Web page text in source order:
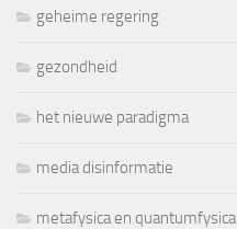
geheime regering
gezondheid
het nieuwe paradigma
media disinformatie
metafysica en quantumfysica